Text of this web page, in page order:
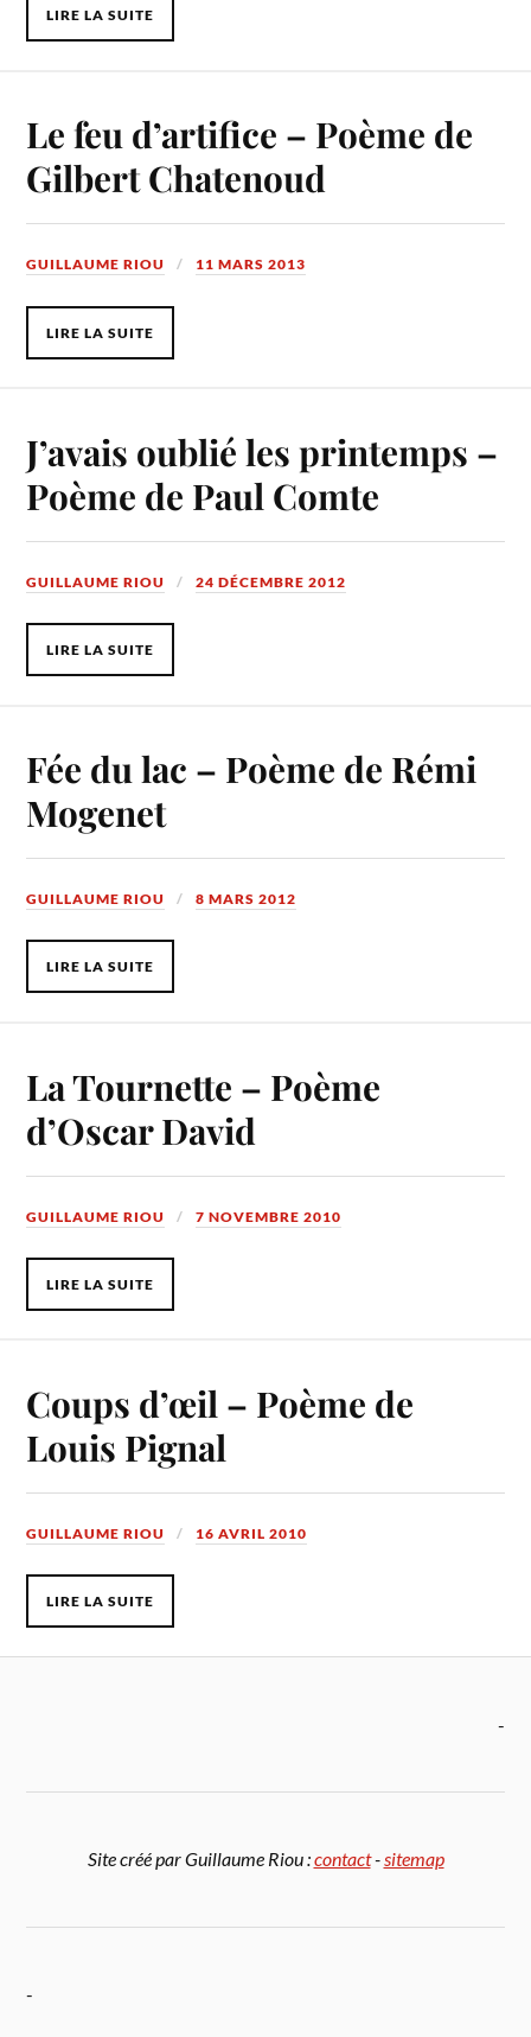
LIRE LA SUITE
Le feu d’artifice – Poème de
Gilbert Chatenoud
GUILLAUME RIOU 11 MARS 2013
LIRE LA SUITE
J’avais oublié les printemps –
Poème de Paul Comte
GUILLAUME RIOU 24 DÉCEMBRE 2012
LIRE LA SUITE
Fée du lac – Poème de Rémi
Mogenet
GUILLAUME RIOU 8 MARS 2012
LIRE LA SUITE
La Tournette – Poème
d’Oscar David
GUILLAUME RIOU 7 NOVEMBRE 2010
LIRE LA SUITE
Coups d’œil – Poème de
Louis Pignal
GUILLAUME RIOU 16 AVRIL 2010
LIRE LA SUITE
-
Site créé par Guillaume Riou :contact-sitemap
-